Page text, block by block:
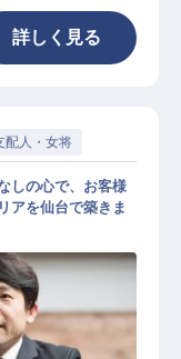
詳しく見る
配人・女将
しの心で、お客様
アを仙台で築きま